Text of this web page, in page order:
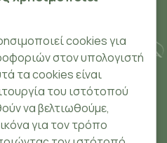
cookies για
στον υπολογιστή
τα cookies είναι
του ιστότοπού
να βελτιωθούμε,
για τον τρόπο